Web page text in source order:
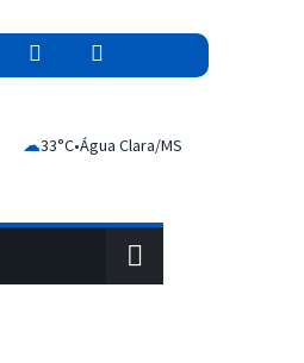
(04)
☁33°C•Água Clara/MS